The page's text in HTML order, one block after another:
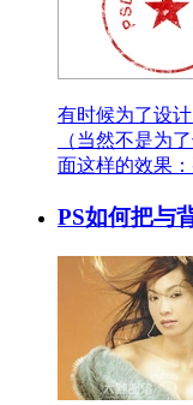
有时候为了设
（当然不是为
面这样的效果
PS如何把与